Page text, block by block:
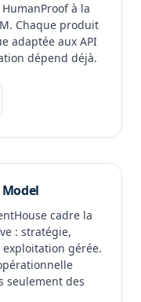
à la
Chaque produit
adaptée aux API
dépend déjà.
cadre la
: stratégie,
gérée.
seulement des